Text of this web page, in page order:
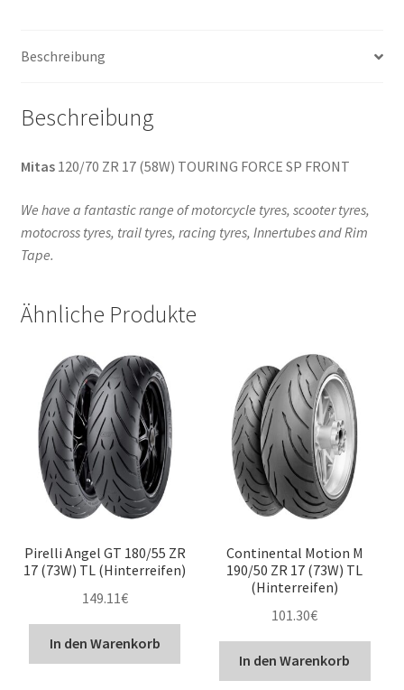
Menge
Beschreibung
Beschreibung
Mitas120/70 ZR 17 (58W) TOURING FORCE SP FRONT
We have a fantastic range of motorcycle tyres, scooter tyres,
motocross tyres, trail tyres, racing tyres, Innertubes and Rim
Tape.
Ähnliche Produkte
Pirelli Angel GT 180/55 ZR
17 (73W) TL (Hinterreifen)
149.11€
In den Warenkorb
Continental Motion M
190/50 ZR 17 (73W) TL
(Hinterreifen)
101.30€
In den Warenkorb